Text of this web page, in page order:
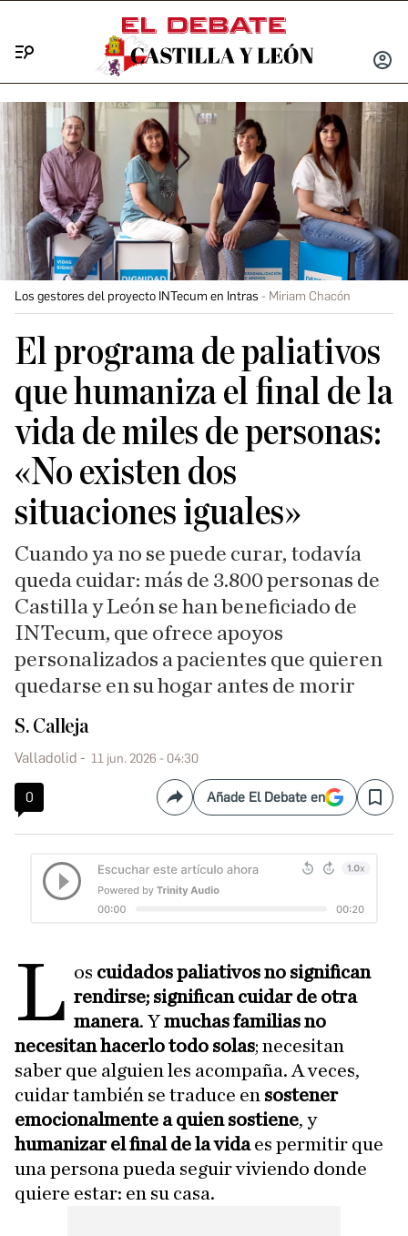
INICIAR
Los gestores del proyecto INTecum en Intras Miriam Chacón
El programa de paliativos
que humaniza el final de la
vida de miles de personas:
«No existen dos
situaciones iguales»
Cuando ya no se puede curar, todavía
queda cuidar: más de 3.800 personas de
Castilla y León se han beneficiado de
INTecum, que ofrece apoyos
personalizados a pacientes que quieren
quedarse en su hogar antes de morir
S. Calleja
Valladolid 11 jun. 2026 - 04:30
0 CompartirAñade El Debate en Save
L os cuidados paliativos no significan
rendirse; significan cuidar de otra
manera. Ymuchas familias no
necesitan hacerlo todo solas; necesitan
saber que alguien les acompaña. A veces,
cuidar también se traduce en sostener
emocionalmente a quien sostiene, y
humanizar el final de la vidaes permitir que
una persona pueda seguir viviendo donde
quiere estar: en su casa.